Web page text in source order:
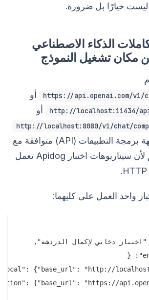
ليست خيارًا بل ضرورة.
الذكاء الاصطناعي
مكان تشغيل النموذج
https://api.openai.com/v1/ أو
http://localhost:11434/
http://localhost:8080/v1/chat/
server)، فإن واجهة برمجة التطبيقات (API) متوافقة مع
OpenAI. هذا مهم لأن سيناريوهات اختبار Apidog تعمل
واحد العمل على كليهما: